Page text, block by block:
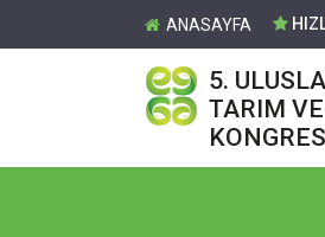
ANASAYFA
5.
TARIM